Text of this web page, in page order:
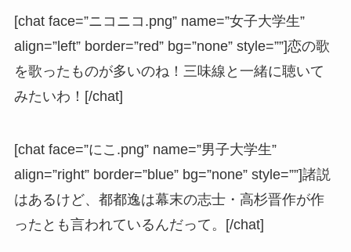
[chat face=”ニコニコ.png” name=”女子大学生”
align=”left” border=”red” bg=”none” style=””]恋の歌
を歌ったものが多いのね！三味線と一緒に聴いて
みたいわ！[/chat]
[chat face=”にこ.png” name=”男子大学生”
align=”right” border=”blue” bg=”none” style=””]諸説
はあるけど、都都逸は幕末の志士・高杉晋作が作
ったとも言われているんだって。[/chat]